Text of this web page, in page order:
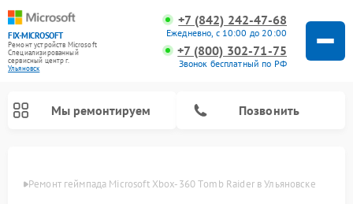
FIX-MICROSOFT
Ремонт устройств Microsoft
Специализированный
cервисный центр г.
Ульяновск
+7 (842) 242-47-68
Ежедневно, с 10:00 до 20:00
+7 (800) 302-71-75
Звонок бесплатный по РФ
Мы ремонтируем Позвонить
Ремонт геймпада Microsoft Xbox-360 Тomb Raider в Ульяновске